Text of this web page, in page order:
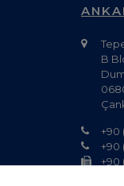
B
+90
+90
+90